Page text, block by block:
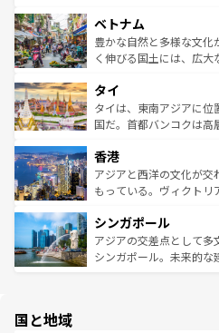
参照してほしい。
容にもいいと評判のスイ
が味わえる。 な
照してほしい。
き、地方に足を延ばせば
できる。そして、キムチ
まで、さまざまな韓国料
リティに包まれながら、
わって
覧を参照してほしい。
ベトナム
豊かな自然と多様な文
く伸びる国土には、広大
急速な発展と共に伝統が
ーチミン市のフランス統
醸し出している。また、
とつ。フォーやバインミ
ひ現地で味わいたい。ど
が旅行者を迎えてくれる
参照してほしい。
タイ
タイは、東南アジアに位
国だ。首都バンコクは高
の活気が交差している。
帯で自然と触れ合い、南
いビーチでリゾート気分
激する。気候は一年中温
が待っている。親しみや
た文化、そして多様な観
香港
アジアと西洋の文化が交
もっている。ヴィクトリ
み、どこを訪れても感動
ており、効率よく見どこ
うな絶景から文化的な体
シンガポール
アジアの交差点として多
シンガポール。未来的な
国と地域